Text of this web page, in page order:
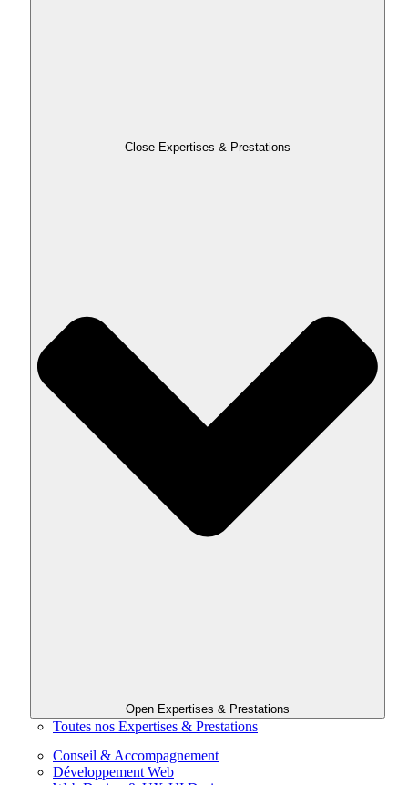
Close Expertises & Prestations
Open Expertises & Prestations
Toutes nos Expertises & Prestations
Conseil & Accompagnement
Développement Web